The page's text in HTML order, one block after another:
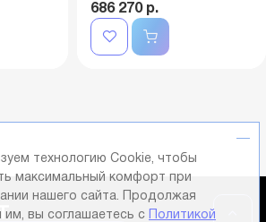
686 270 р.
технологию Cookie, чтобы
максимальный комфорт при
нашего сайта. Продолжая
им, вы соглашаетесь с
Политикой